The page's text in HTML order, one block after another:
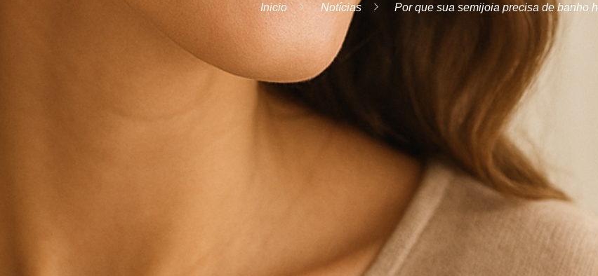
Inicio Notícias Por que sua semijoia precisa de banho